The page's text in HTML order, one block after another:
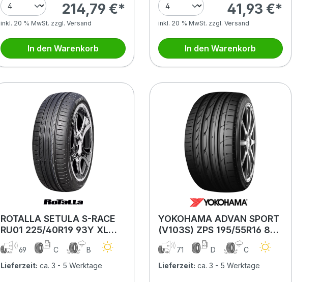
214,79 €*
inkl. 20 % MwSt. zzgl. Versand
In den Warenkorb
41,93 €*
inkl. 20 % MwSt. zzgl. Versand
In den Warenkorb
ROTALLA SETULA S-RACE
RU01 225/40R19 93Y XL
MFS
69 C
B
Lieferzeit: ca. 3 - 5 Werktage
YOKOHAMA ADVAN SPORT
(V103S) ZPS 195/55R16 87V
ZPS BSW
71 D
C
Lieferzeit: ca. 3 - 5 Werktage